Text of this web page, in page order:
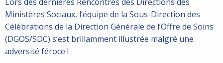
Ministères Sociaux, l’équipe de la Sous-Direction des
Célébrations de la Direction Générale de l’Offre de Soins
(DGOS/SDC) s’est brillamment illustrée malgré une
adversité féroce !